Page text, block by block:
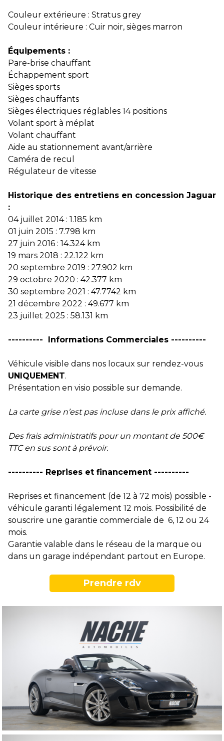
Couleur extérieure : Stratus grey
Couleur intérieure : Cuir noir, sièges marron
Équipements :
Pare-brise chauffant
Échappement sport
Sièges sports
Sièges chauffants
Sièges électriques réglables 14 positions
Volant sport à méplat
Volant chauffant
Aide au stationnement avant/arrière
Caméra de recul
Régulateur de vitesse
Historique des entretiens en concession Jaguar
:
04 juillet 2014 : 1.185 km
01 juin 2015 : 7.798 km
27 juin 2016 : 14.324 km
19 mars 2018 : 22.122 km
20 septembre 2019 : 27.902 km
29 octobre 2020 : 42.377 km
30 septembre 2021 : 47.7742 km
21 décembre 2022 : 49.677 km
23 juillet 2025 : 58.131 km
---------- Informations Commerciales ----------
Véhicule visible dans nos locaux sur rendez-vous
UNIQUEMENT.
Présentation en visio possible sur demande.
La carte grise n’est pas incluse dans le prix affiché.
Des frais administratifs pour un montant de 500€
TTC en sus sont à prévoir.
---------- Reprises et financement ----------
Reprises et financement (de 12 à 72 mois) possible -
véhicule garanti légalement 12 mois. Possibilité de
souscrire une garantie commerciale de 6, 12 ou 24
mois.
Garantie valable dans le réseau de la marque ou
dans un garage indépendant partout en Europe.
Prendre rdv